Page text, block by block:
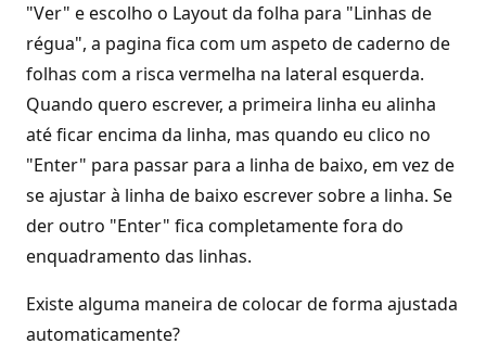
"Ver" e escolho o Layout da folha para "Linhas de
régua", a pagina fica com um aspeto de caderno de
folhas com a risca vermelha na lateral esquerda.
Quando quero escrever, a primeira linha eu alinha
até ficar encima da linha, mas quando eu clico no
"Enter" para passar para a linha de baixo, em vez de
se ajustar à linha de baixo escrever sobre a linha. Se
der outro "Enter" fica completamente fora do
enquadramento das linhas.
Existe alguma maneira de colocar de forma ajustada
automaticamente?